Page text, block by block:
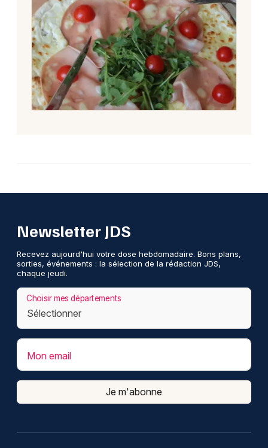
Newsletter JDS
Recevez aujourd'hui votre dose hebdomadaire. Bons plans,
sorties, événements : la sélection de la rédaction JDS,
chaque jeudi.
Choisir mes départements
Mon email
Je m'abonne